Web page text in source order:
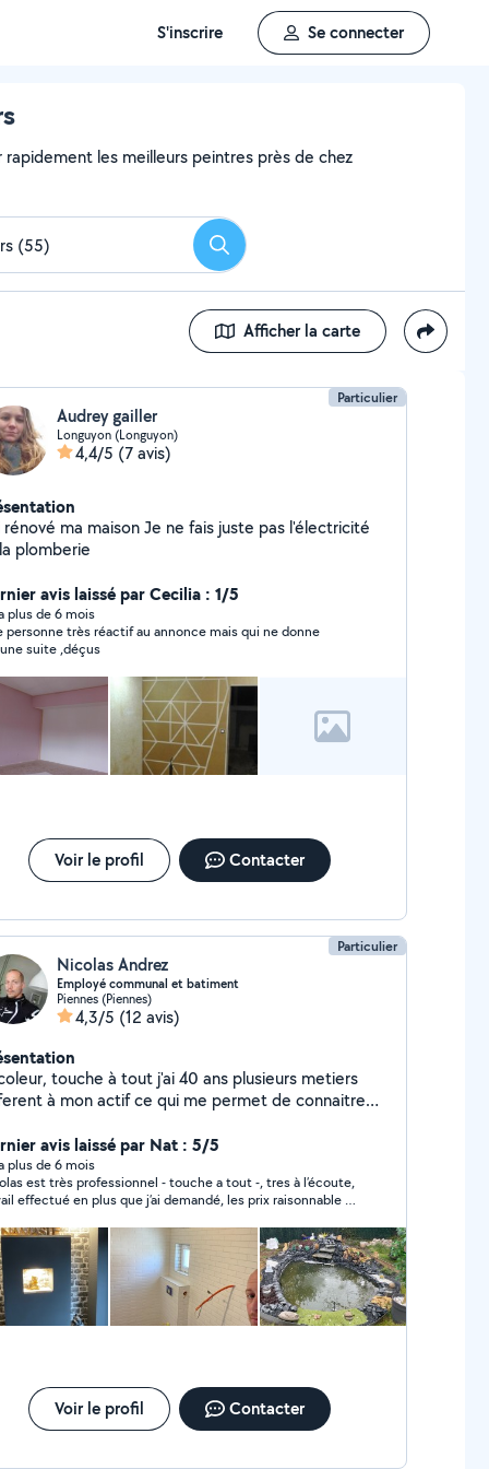
S'inscrire Se connecter
les meilleurs peintres près de chez
Rechercher
Afficher la carte
Particulier
Audrey gailler
Longuyon (Longuyon)
4,4/5 (7 avis)
rénové ma maison Je ne fais juste pas l'électricité
plomberie
avis laissé par Cecilia : 1/5
plus de 6 mois
personne très réactif au annonce mais qui ne donne
suite ,déçus
Voir le profil Contacter
Particulier
Nicolas Andrez
Employé communal et batiment
Piennes (Piennes)
4,3/5 (12 avis)
tout j'ai 40 ans plusieurs metiers
à mon actif ce qui me permet de connaitre
avis laissé par Nat : 5/5
plus de 6 mois
est très professionnel - touche a tout -, tres à l’écoute,
effectué en plus que j’ai demandé, les prix raisonnable et
si un jour j’ai besoin faire des travaux à la maison
à lui sans hésiter . Merci beaucoup Nicolas et à
fils pour votre travail !!
Voir le profil Contacter